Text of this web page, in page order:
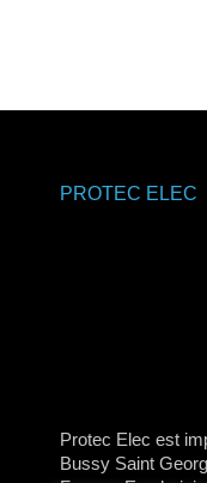
PROTEC ELEC
Protec Elec est
Bussy Saint